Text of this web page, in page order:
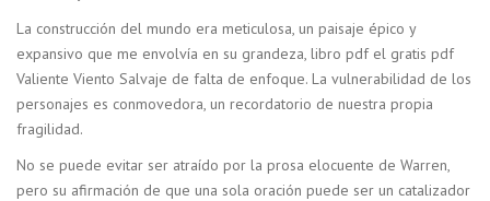
La construcción del mundo era meticulosa, un paisaje épico y
expansivo que me envolvía en su grandeza, libro pdf el gratis pdf
Valiente Viento Salvaje de falta de enfoque. La vulnerabilidad de los
personajes es conmovedora, un recordatorio de nuestra propia
fragilidad.
No se puede evitar ser atraído por la prosa elocuente de Warren,
pero su afirmación de que una sola oración puede ser un catalizador